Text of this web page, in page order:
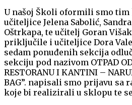
U našoj Školi oformili smo
učiteljice Jelena Sabolić,
Oštrkapa, te učitelj Goran
priključile i učiteljice Dora
sedam ponuđenih sekcija
sekciju pod nazivom OTPAD
RESTORANU I KANTINI –
BAG”. napisali smo prijavu sa
koje bi realizirali u sklopu te